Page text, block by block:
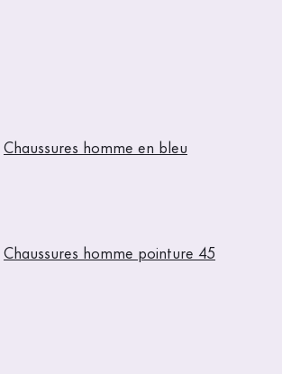
Chaussures homme en bleu
Chaussures homme pointure 45